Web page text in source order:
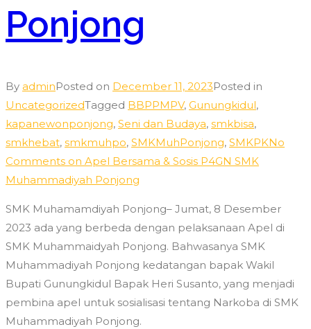
Ponjong
By adminPosted on December 11, 2023Posted in
UncategorizedTagged BBPPMPV, Gunungkidul,
kapanewonponjong, Seni dan Budaya, smkbisa,
smkhebat, smkmuhpo, SMKMuhPonjong, SMKPKNo
Comments on Apel Bersama & Sosis P4GN SMK
Muhammadiyah Ponjong
SMK Muhamamdiyah Ponjong– Jumat, 8 Desember
2023 ada yang berbeda dengan pelaksanaan Apel di
SMK Muhammaidyah Ponjong. Bahwasanya SMK
Muhammadiyah Ponjong kedatangan bapak Wakil
Bupati Gunungkidul Bapak Heri Susanto, yang menjadi
pembina apel untuk sosialisasi tentang Narkoba di SMK
Muhammadiyah Ponjong.